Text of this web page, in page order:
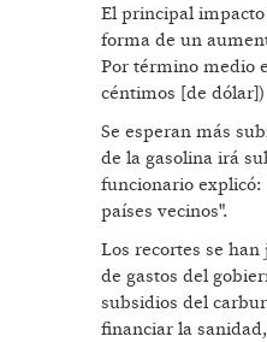
El principal
forma de un
Por término medio
céntimos [de
Se esperan más
de la gasolina irá
funcionario explicó:
países vecinos".
Los recortes se
de gastos del
subsidios del
financiar la